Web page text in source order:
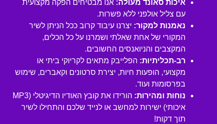
איכות סאונד מעולה: אנו מבטיחים הפקה מקצועית
עם צליל אולפני ללא פשרות.
נאמנות למקור: יצרנו עיבוד קרוב ככל הניתן לשיר
המקורי של אחת שאלתי ושמרנו על כל הכלים,
המקצבים והניואנסים החשובים.
רב-תכליתיות: הפלייבק מתאים לקריוקי ביתי או
מקצועי, הופעות חיות, יצירת סרטונים וקאברים, שימוש
בפרסומות ועוד.
נוחות ומהירות:
הורידו את קובץ האודיו הדיגיטלי (MP3
איכותי) ישירות למחשב או לנייד שלכם והתחילו לשיר
תוך דקות!